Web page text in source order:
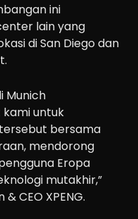
ini
lain yang
di San Diego dan
Munich
untuk
bersama
mendorong
Eropa
mutakhir,”
CEO XPENG.